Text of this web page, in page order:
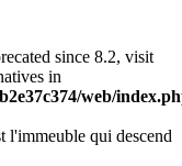
since 8.2, visit
in
web/
l'immeuble qui descend